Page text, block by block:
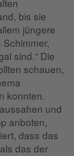
bis sie
jüngere
sind.“ Die
schauen,
konnten.
und
anboten,
dass das
das der